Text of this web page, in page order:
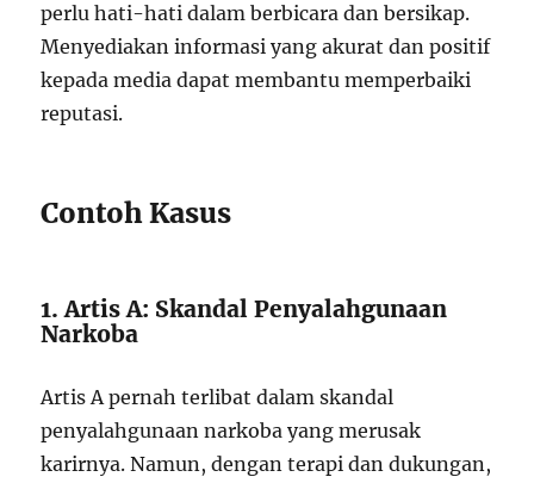
perlu hati-hati dalam berbicara dan bersikap.
Menyediakan informasi yang akurat dan positif
kepada media dapat membantu memperbaiki
reputasi.
Contoh Kasus
1. Artis A: Skandal Penyalahgunaan
Narkoba
Artis A pernah terlibat dalam skandal
penyalahgunaan narkoba yang merusak
karirnya. Namun, dengan terapi dan dukungan,